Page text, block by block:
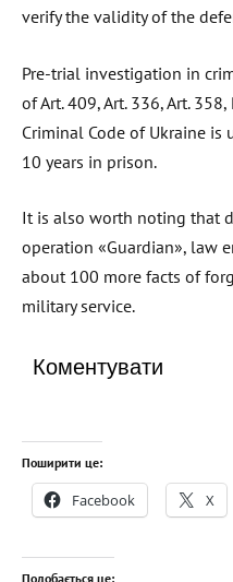
verify the validity of the
Pre-trial investigation in
of Art. 409, Art. 336, Art.
Criminal Code of Ukraine is
10 years in prison.
It is also worth noting that
operation «Guardian», law
about 100 more facts of
military service.
Коментувати
Поширити це:
Facebook X
Подобається це: